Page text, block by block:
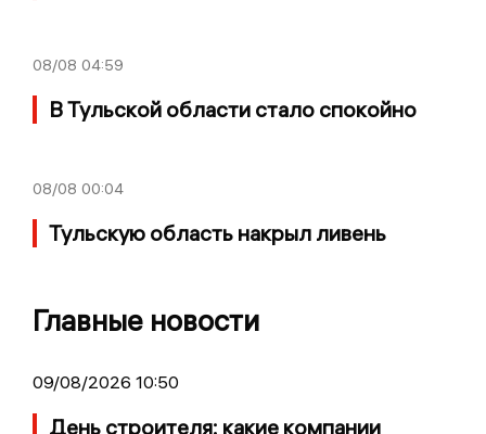
08/08 04:59
В Тульской области стало спокойно
08/08 00:04
Тульскую область накрыл ливень
Главные новости
09/08/2026 10:50
День строителя: какие компании